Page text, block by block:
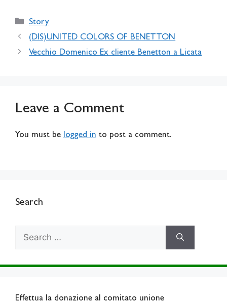
Categories
Story
(DIS)UNITED COLORS OF BENETTON
Vecchio Domenico Ex cliente Benetton a Licata
Leave a Comment
You must be logged in to post a comment.
Search
Effettua la donazione al comitato unione